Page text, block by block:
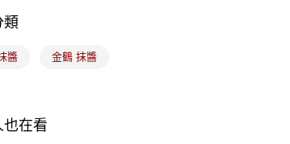
類
醬 金鶴 抹醬
也在看